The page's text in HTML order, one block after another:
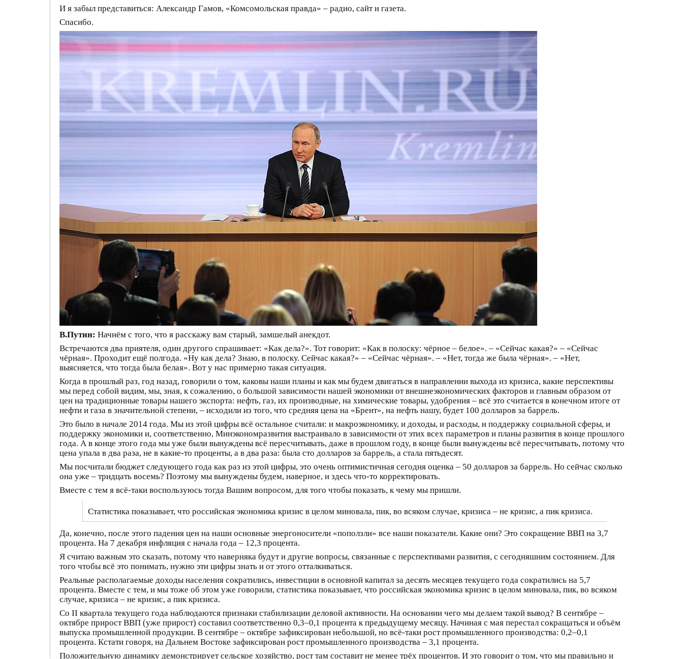
И я забыл представиться: Александр Гамов, «Комсомольская правда» – радио, сайт и газета.
Спасибо.
В.Путин: Начнём с того, что я расскажу вам старый, замшелый анекдот.
Встречаются два приятеля, один другого спрашивает: «Как дела?». Тот говорит: «Как в полоску: чёрное – белое». – «Сейчас какая?» – «Сейчас
чёрная». Проходит ещё полгода. «Ну как дела? Знаю, в полоску. Сейчас какая?» – «Сейчас чёрная». – «Нет, тогда же была чёрная». – «Нет,
выясняется, что тогда была белая». Вот у нас примерно такая ситуация.
Когда в прошлый раз, год назад, говорили о том, каковы наши планы и как мы будем двигаться в направлении выхода из кризиса, какие перспективы
мы перед собой видим, мы, зная, к сожалению, о большой зависимости нашей экономики от внешнеэкономических факторов и главным образом от
цен на традиционные товары нашего экспорта: нефть, газ, их производные, на химические товары, удобрения – всё это считается в конечном итоге от
нефти и газа в значительной степени, – исходили из того, что средняя цена на «Брент», на нефть нашу, будет 100 долларов за баррель.
Это было в начале 2014 года. Мы из этой цифры всё остальное считали: и макроэкономику, и доходы, и расходы, и поддержку социальной сферы, и
поддержку экономики и, соответственно, Минэкономразвития выстраивало в зависимости от этих всех параметров и планы развития в конце прошлого
года. А в конце этого года мы уже были вынуждены всё пересчитывать, даже в прошлом году, в конце были вынуждены всё пересчитывать, потому что
цена упала в два раза, не в какие‑то проценты, а в два раза: была сто долларов за баррель, а стала пятьдесят.
Мы посчитали бюджет следующего года как раз из этой цифры, это очень оптимистичная сегодня оценка – 50 долларов за баррель. Но сейчас сколько
она уже – тридцать восемь? Поэтому мы вынуждены будем, наверное, и здесь что‑то корректировать.
Вместе с тем я всё‑таки воспользуюсь тогда Вашим вопросом, для того чтобы показать, к чему мы пришли.
Статистика показывает, что российская экономика кризис в целом миновала, пик, во всяком случае, кризиса – не кризис, а пик кризиса.
Да, конечно, после этого падения цен на наши основные энергоносители «поползли» все наши показатели. Какие они? Это сокращение ВВП на 3,7
процента. На 7 декабря инфляция с начала года – 12,3 процента.
Я считаю важным это сказать, потому что наверняка будут и другие вопросы, связанные с перспективами развития, с сегодняшним состоянием. Для
того чтобы всё это понимать, нужно эти цифры знать и от этого отталкиваться.
Реальные располагаемые доходы населения сократились, инвестиции в основной капитал за десять месяцев текущего года сократились на 5,7
процента. Вместе с тем, и мы тоже об этом уже говорили, статистика показывает, что российская экономика кризис в целом миновала, пик, во всяком
случае, кризиса – не кризис, а пик кризиса.
Со II квартала текущего года наблюдаются признаки стабилизации деловой активности. На основании чего мы делаем такой вывод? В сентябре –
октябре прирост ВВП (уже прирост) составил соответственно 0,3–0,1 процента к предыдущему месяцу. Начиная с мая перестал сокращаться и объём
выпуска промышленной продукции. В сентябре – октябре зафиксирован небольшой, но всё‑таки рост промышленного производства: 0,2–0,1
процента. Кстати говоря, на Дальнем Востоке зафиксирован рост промышленного производства – 3,1 процента.
Положительную динамику демонстрирует сельское хозяйство, рост там составит не менее трёх процентов. И это говорит о том, что мы правильно и